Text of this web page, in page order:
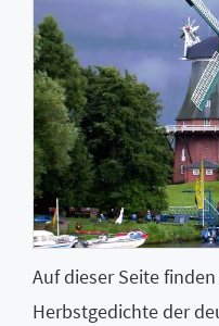
Auf dieser Seite
Herbstgedichte der